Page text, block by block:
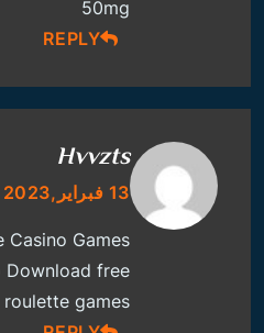
50mg
REPLY
Hvvzts
13 فبراير,2023 AT 9:37 م
Casino Games
Download free
roulette games